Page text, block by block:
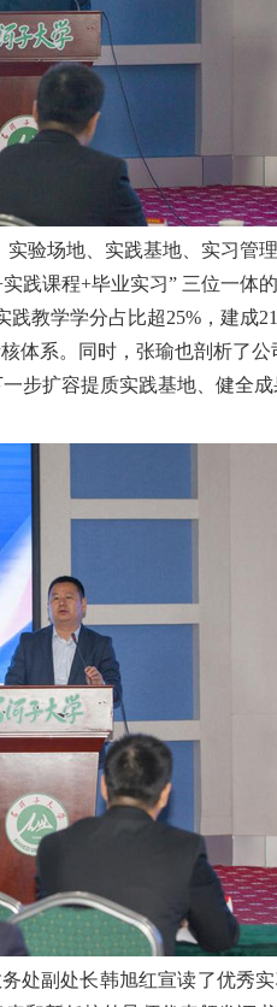
实验场地 、实践基地、实习管
实践课程+毕业实习” 三位一体
践教学学分占比超25% ，建成21
体系。同时 ，张瑜也剖析了公
一步扩容提质实践基地、健全成
处副处长韩旭红宣读了优秀